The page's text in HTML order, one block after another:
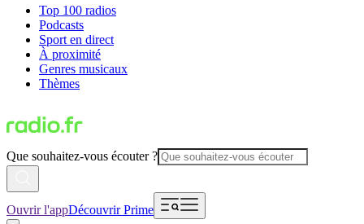
Top 100 radios
Podcasts
Sport en direct
À proximité
Genres musicaux
Thèmes
Que souhaitez-vous écouter ?
Ouvrir l'appDécouvrir Prime